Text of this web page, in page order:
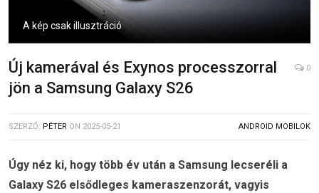
A kép csak illusztráció
Új kamerával és Exynos processzorral
jön a Samsung Galaxy S26
0
SZERZŐ: PÉTER ON 2025-05-21 ANDROID MOBILOK
Úgy néz ki, hogy több év után a Samsung lecseréli a
Galaxy S26 elsődleges kameraszenzorát, vagyis